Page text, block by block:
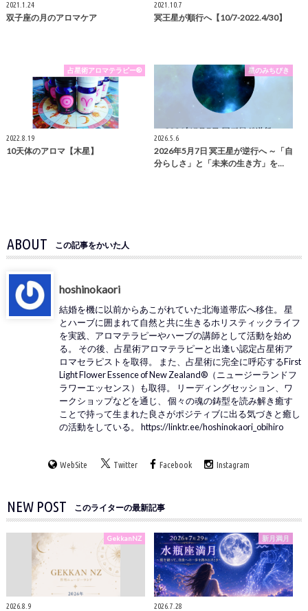
2021.1.24
双子座の月のアロマケア
2021.10.7
冥王星が順行へ【10/7-2022.4/30】
占星術アロマテラピー®
2022.8.19
10天体のアロマ【木星】
星のみちびき
2026.5.6
2026年5月7日 冥王星が逆行へ ～「自
分らしさ」と「未来の生き方」を…
ABOUT この記事をかいた人
hoshinokaori
結婚を機に以前からあこがれていた北海道帯広へ移住。 星
とハーブに囲まれて自然と共に生きるホリスティックライフ
を実践、アロマテラピーやハーブの講師として活動を始め
る。 その後、占星術アロマテラピーと出逢い認定占星術ア
ロマセラピストを取得。 また、占星術に完全に呼応するFirst
Light Flower Essence of New Zealand®（ニュージーランドフ
ラワーエッセンス）も取得。 リーディングセッション、ワ
ークショップなどを通じ、 個々の魂の鋳型を読み解き癒す
ことで持って生まれた良さがポジティブに出る気づきと癒し
の活動をしている。 https://linktr.ee/hoshinokaori_obihiro
WebSite Twitter Facebook Instagram
NEW POST このライターの最新記事
GekkanNZ
2026.8.9
新月満月
2026.7.28